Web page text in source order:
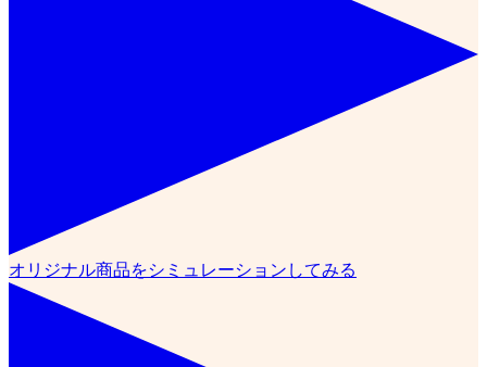
オリジナル商品をシミュレーションしてみる